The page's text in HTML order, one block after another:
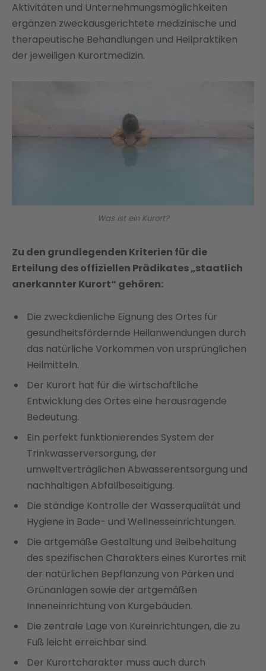
Aktivitäten und Unternehmungsmöglichkeiten
ergänzen zweckausgerichtete medizinische und
therapeutische Behandlungen und Heilpraktiken
der jeweiligen Kurortmedizin.
Was ist ein Kurort?
Zu den grundlegenden Kriterien für die
Erteilung des offiziellen Prädikates „staatlich
anerkannter Kurort“ gehören:
Die zweckdienliche Eignung des Ortes für
gesundheitsfördernde Heilanwendungen durch
das natürliche Vorkommen von ursprünglichen
Heilmitteln.
Der Kurort hat für die wirtschaftliche
Entwicklung des Ortes eine herausragende
Bedeutung.
Ein perfekt funktionierendes System der
Trinkwasserversorgung, der
umweltverträglichen Abwasserentsorgung und
nachhaltigen Abfallbeseitigung.
Die ständige Kontrolle der Wasserqualität und
Hygiene in Bade- und Wellnesseinrichtungen.
Die artgemäße Gestaltung und Beibehaltung
des spezifischen Charakters eines Kurortes mit
der natürlichen Bepflanzung von Pärken und
Grünanlagen sowie der artgemäßen
Inneneinrichtung von Kurgebäuden.
Die zentrale Lage von Kureinrichtungen, die zu
Fuß leicht erreichbar sind.
Der Kurortcharakter muss auch durch